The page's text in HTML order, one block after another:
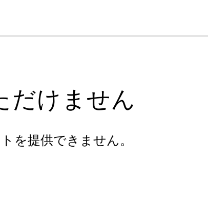
だけません
を提供できません。